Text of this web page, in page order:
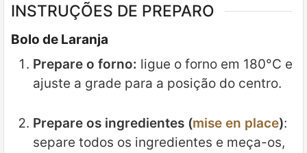
INSTRUÇÕES DE PREPARO
Bolo de Laranja
Prepare o forno: ligue o forno em 180°C e
ajuste a grade para a posição do centro.
Prepare os ingredientes (mise en place):
separe todos os ingredientes e meça-os,